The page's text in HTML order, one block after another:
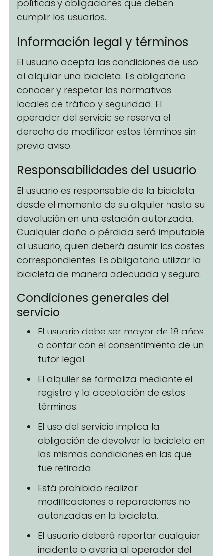
políticas y obligaciones que deben
cumplir los usuarios.
Información legal y términos
El usuario acepta las condiciones de uso
al alquilar una bicicleta. Es obligatorio
conocer y respetar las normativas
locales de tráfico y seguridad. El
operador del servicio se reserva el
derecho de modificar estos términos sin
previo aviso.
Responsabilidades del usuario
El usuario es responsable de la bicicleta
desde el momento de su alquiler hasta su
devolución en una estación autorizada.
Cualquier daño o pérdida será imputable
al usuario, quien deberá asumir los costes
correspondientes. Es obligatorio utilizar la
bicicleta de manera adecuada y segura.
Condiciones generales del
servicio
El usuario debe ser mayor de 18 años
o contar con el consentimiento de un
tutor legal.
El alquiler se formaliza mediante el
registro y la aceptación de estos
términos.
El uso del servicio implica la
obligación de devolver la bicicleta en
las mismas condiciones en las que
fue retirada.
Está prohibido realizar
modificaciones o reparaciones no
autorizadas en la bicicleta.
El usuario deberá reportar cualquier
incidente o avería al operador del